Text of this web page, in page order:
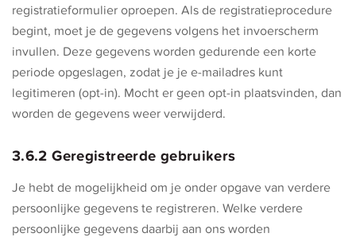
registratieformulier oproepen. Als de registratieprocedure
begint, moet je de gegevens volgens het invoerscherm
invullen. Deze gegevens worden gedurende een korte
periode opgeslagen, zodat je je e-mailadres kunt
legitimeren (opt-in). Mocht er geen opt-in plaatsvinden, dan
worden de gegevens weer verwijderd.
3.6.2 Geregistreerde gebruikers
Je hebt de mogelijkheid om je onder opgave van verdere
persoonlijke gegevens te registreren. Welke verdere
persoonlijke gegevens daarbij aan ons worden